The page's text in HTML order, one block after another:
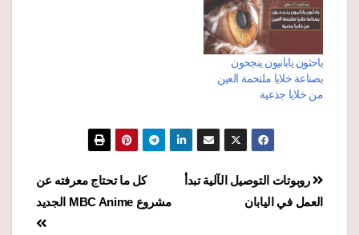
باحثون يابانيون ينجحون
بصناعة خلايا ملتحمة العين
من خلايا جذعية
تصفّح
المقالات
كل ما تحتاج معرفته عن
مشروع MBC Anime الجديد
روبوتات التوصيل الآلية تبدأ
العمل في اليابان